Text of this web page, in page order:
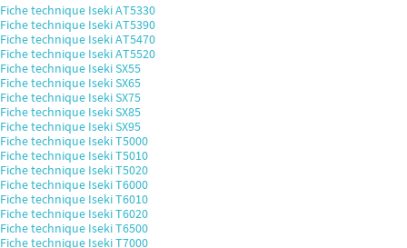
Fiche technique Iseki AT5330
Fiche technique Iseki AT5390
Fiche technique Iseki AT5470
Fiche technique Iseki AT5520
Fiche technique Iseki SX55
Fiche technique Iseki SX65
Fiche technique Iseki SX75
Fiche technique Iseki SX85
Fiche technique Iseki SX95
Fiche technique Iseki T5000
Fiche technique Iseki T5010
Fiche technique Iseki T5020
Fiche technique Iseki T6000
Fiche technique Iseki T6010
Fiche technique Iseki T6020
Fiche technique Iseki T6500
Fiche technique Iseki T7000